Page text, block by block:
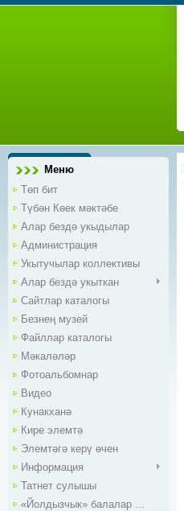
Меню
Төп бит
Түбән Көек мәктәбе
Алар бездә укыдылар
Администрация
Укытучылар коллективы
Алар бездә укыткан
Сайтлар каталогы
Безнең музей
Файллар каталогы
Мәкаләләр
Фотоальбомнар
Видео
Кунакханә
Кире элемтә
Элемтәгә керү өчен
Информация
Татнет сулышы
«Йолдызчык» балалар ...